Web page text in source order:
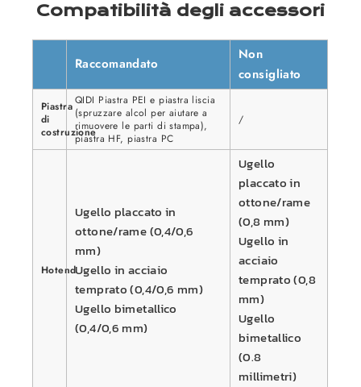
Compatibilità degli accessori
Raccomandato
Non
consigliato
Piastra
di
costruzione
QIDI Piastra PEI e piastra liscia
(spruzzare alcol per aiutare a
rimuovere le parti di stampa),
piastra HF, piastra PC
/
Hotend
Ugello placcato in
ottone/rame (0,4/0,6
mm)
Ugello in acciaio
temprato (0,4/0,6 mm)
Ugello bimetallico
(0,4/0,6 mm)
Ugello
placcato in
ottone/rame
(0,8 mm)
Ugello in
acciaio
temprato (0,8
mm)
Ugello
bimetallico
(0.8
millimetri)